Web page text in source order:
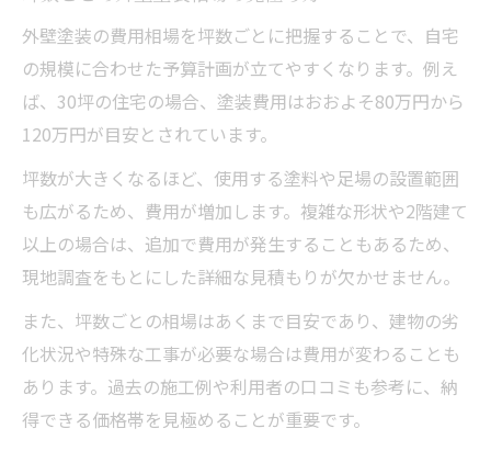
外壁塗装の費用相場を坪数ごとに把握することで、自宅
の規模に合わせた予算計画が立てやすくなります。例え
ば、30坪の住宅の場合、塗装費用はおおよそ80万円から
120万円が目安とされています。
坪数が大きくなるほど、使用する塗料や足場の設置範囲
も広がるため、費用が増加します。複雑な形状や2階建て
以上の場合は、追加で費用が発生することもあるため、
現地調査をもとにした詳細な見積もりが欠かせません。
また、坪数ごとの相場はあくまで目安であり、建物の劣
化状況や特殊な工事が必要な場合は費用が変わることも
あります。過去の施工例や利用者の口コミも参考に、納
得できる価格帯を見極めることが重要です。